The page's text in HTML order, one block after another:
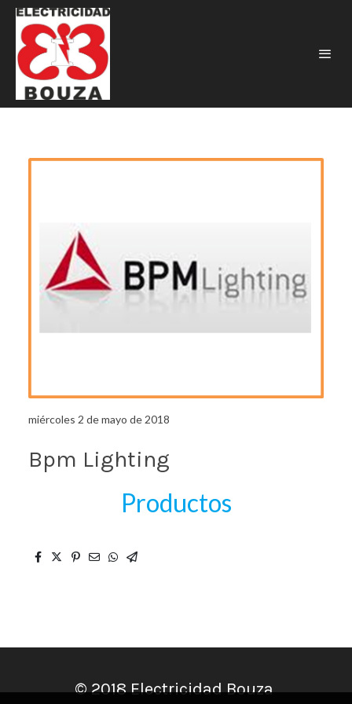
miércoles 2 de mayo de 2018
Bpm Lighting
Productos
© 2018 Electricidad Bouza